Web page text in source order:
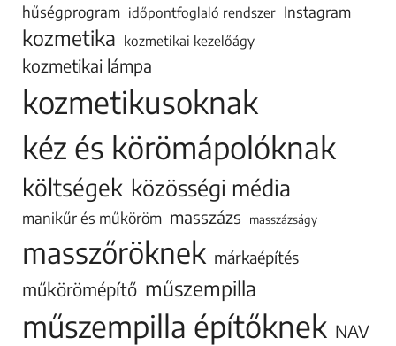
hűségprogram időpontfoglaló rendszer Instagram
kozmetika kozmetikai kezelőágy
kozmetikai lámpa
kozmetikusoknak
kéz és körömápolóknak
költségek közösségi média
manikűr és műköröm masszázs masszázságy
masszőröknek márkaépítés
műkörömépítő műszempilla
műszempilla építőknek NAV